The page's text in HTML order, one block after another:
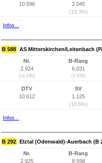
10.596
2.045
(19,3%)
Infos...
B 588 AS Mitterskirchen/Leitenbach
Nr.
2.924
(14.290)
B-Rang
6.031
(3.650)
DTV
10.612
SV
1.125
(10,6%)
Infos...
B 292 Elztal (Odenwald)-Auerbach (B
Nr.
2.925
B-Rang
8.598